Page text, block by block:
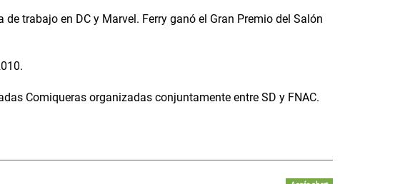
trabajo en DC y Marvel. Ferry ganó el Gran Premio del Salón
Comiqueras organizadas conjuntamente entre SD y FNAC.